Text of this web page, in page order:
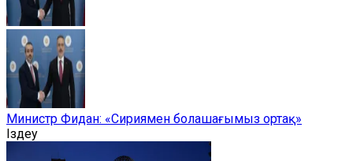
Министр Фидан: «Сириямен болашағымыз ортақ»
Іздеу